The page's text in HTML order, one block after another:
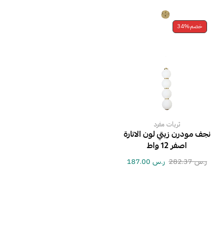
خصم34%
ثريات مفرد
نجف مودرن زيتي لون الانارة
اصفر 12 واط
ر.س282.37 ر.س